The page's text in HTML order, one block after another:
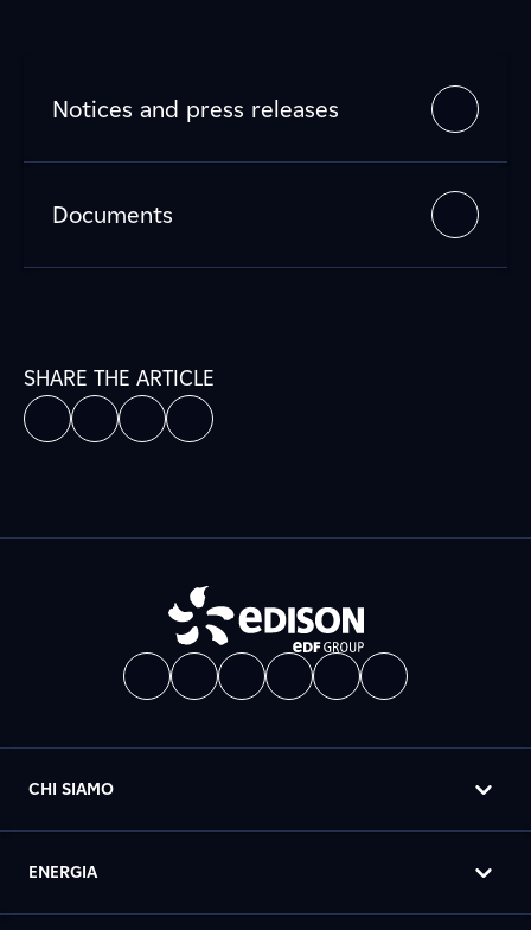
Notices and press releases
Documents
SHARE THE ARTICLE
CHI SIAMO
ENERGIA